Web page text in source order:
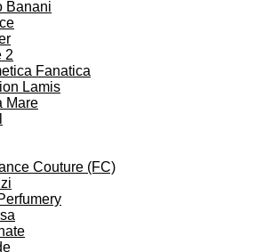
Banani
2
Fanatica
Lamis
Mare
Couture (FC)